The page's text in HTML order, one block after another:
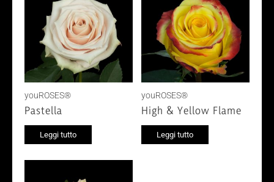
youROSES®
Pastella
Leggi tutto
youROSES®
High & Yellow Flame
Leggi tutto